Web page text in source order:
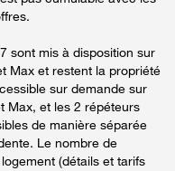
sont mis à disposition sur
Max et restent la propriété
sur demande sur
Max, et les 2 répéteurs
de manière séparée
Le nombre de
(détails et tarifs